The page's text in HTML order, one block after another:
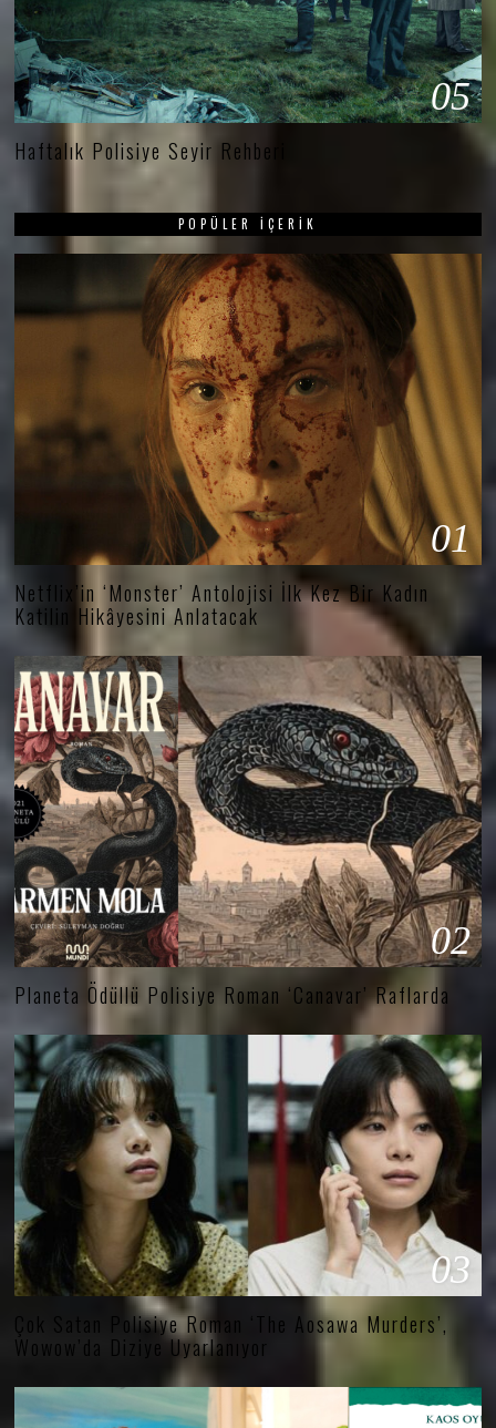
05
Haftalık Polisiye Seyir Rehberi
POPÜLER İÇERIK
01
Netflix’in ‘Monster’ Antolojisi İlk Kez Bir Kadın
Katilin Hikâyesini Anlatacak
02
Planeta Ödüllü Polisiye Roman ‘Canavar’ Raflarda
03
Çok Satan Polisiye Roman ‘The Aosawa Murders’,
Wowow’da Diziye Uyarlanıyor